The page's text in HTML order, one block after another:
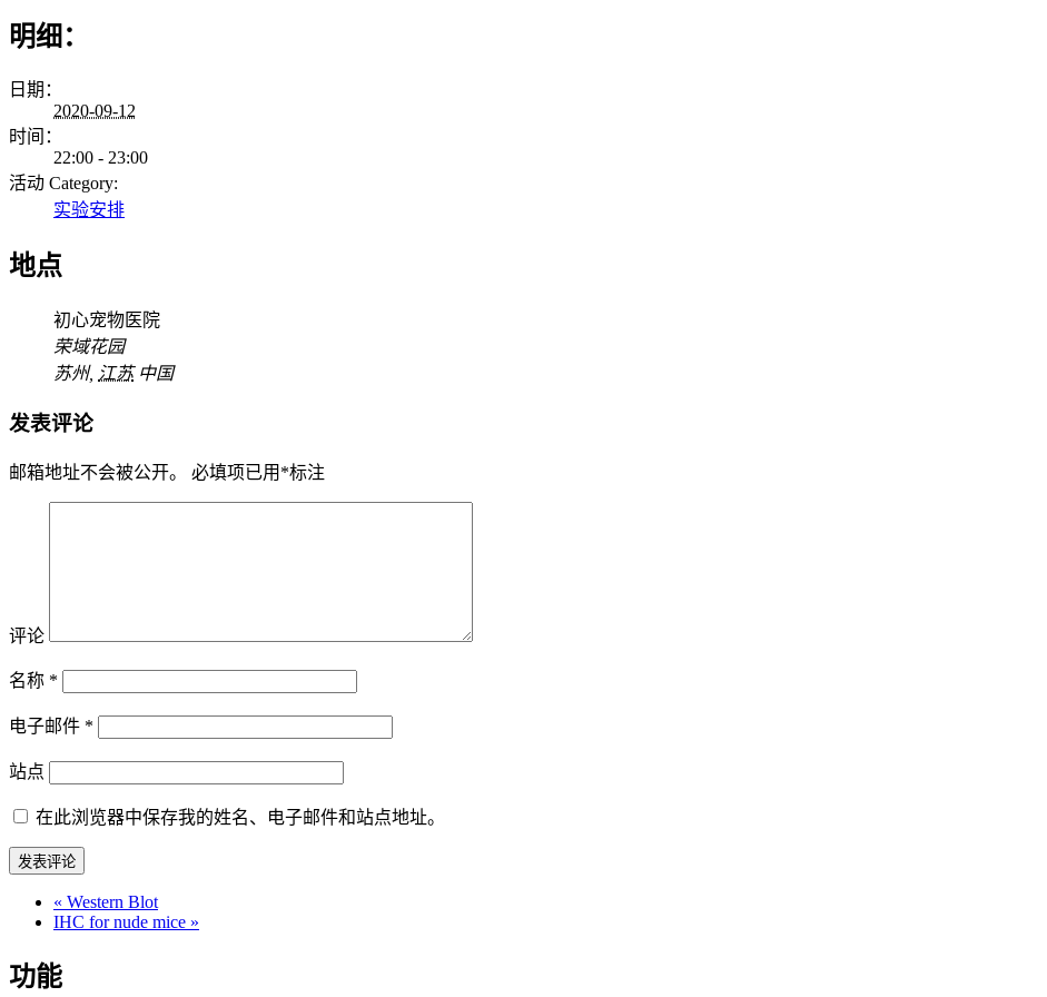
明细：
日期：
2020-09-12
时间：
22:00 - 23:00
活动 Category:
实验安排
地点
初心宠物医院
荣域花园
苏州, 江苏 中国
发表评论
邮箱地址不会被公开。 必填项已用 *标注
评论
名称 *
电子邮件 *
站点
在此浏览器中保存我的姓名、电子邮件和站点地址。
« Western Blot
IHC for nude mice »
功能